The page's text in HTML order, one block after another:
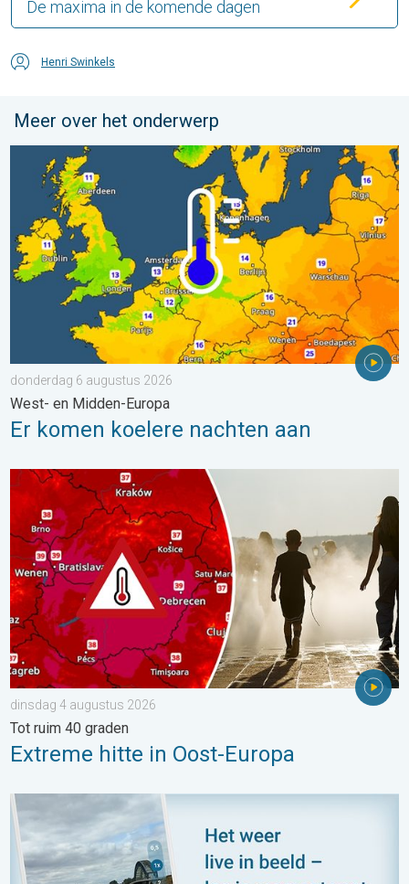
De maxima in de komende dagen
Henri Swinkels
Meer over het onderwerp
Er komen koelere nachten aan. West- en Midden-Europa. . .
donderdag 6 augustus 2026
West- en Midden-Europa
Er komen koelere nachten aan
Extreme hitte in Oost-Europa. Tot ruim 40 graden. . . dinsdag
dinsdag 4 augustus 2026
Tot ruim 40 graden
Extreme hitte in Oost-Europa
Impressies maken, momenten delen. Deel wat je ziet!. . .